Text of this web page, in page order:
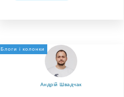
Блоги і колонки
Андрій Швадчак